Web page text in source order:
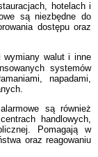
hotelach i
są niezbędne do
dostępu oraz
wymiany walut i inne
systemów
napadami,
są również
handlowych,
Pomagają w
oraz reagowaniu